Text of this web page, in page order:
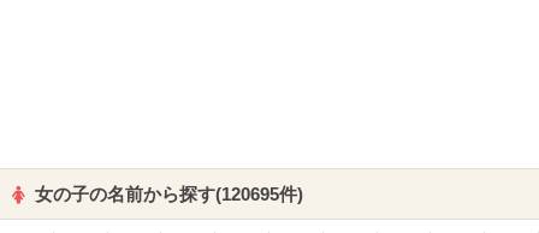
女の子の名前から探す(120695件)